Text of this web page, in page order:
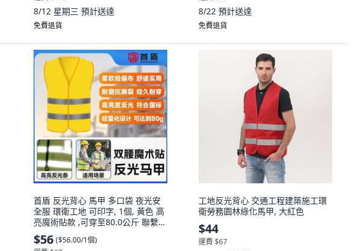
8/12 星期三 預計送達
免費退貨
8/22 預計送達
免費退貨
首盾 反光背心 馬甲 多口袋 夜光安
全服 環衛工地 可印字, 1個, 黃色 高
亮魔術貼款 ,可穿至80.0公斤 聯繫客
服免費印刷, 黃色, 高亮魔術貼款
$56 ($56.00/1個)
工地反光背心 交通工程建築施工環
衛勞務園林綠化馬甲, 大紅色
$44
運費 $67